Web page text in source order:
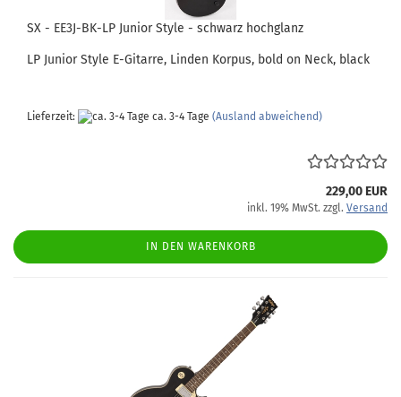
SX - EE3J-BK-LP Junior Style - schwarz hochglanz
LP Junior Style E-Gitarre, Linden Korpus, bold on Neck, black
Lieferzeit: ca. 3-4 Tage (Ausland abweichend)
229,00 EUR
inkl. 19% MwSt. zzgl. Versand
IN DEN WARENKORB